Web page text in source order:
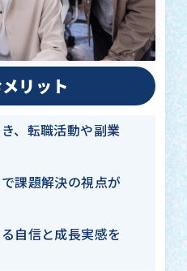
リット
、転職活動や副業
課題解決の視点が
自信と成長実感を